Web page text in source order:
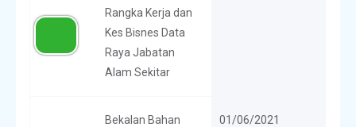
Rangka Kerja dan
Kes Bisnes Data
Raya Jabatan
Alam Sekitar
Bekalan Bahan
01/06/2021